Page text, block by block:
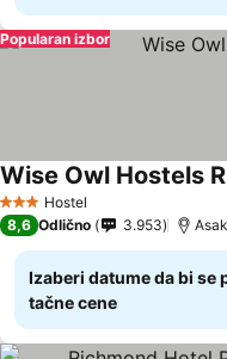
Popularan izbor
3 Zvezdice
Hostel
Wise Owl Hostels
8,6 Odlično 3.953
Izaberi datume da bi se
tačne cene